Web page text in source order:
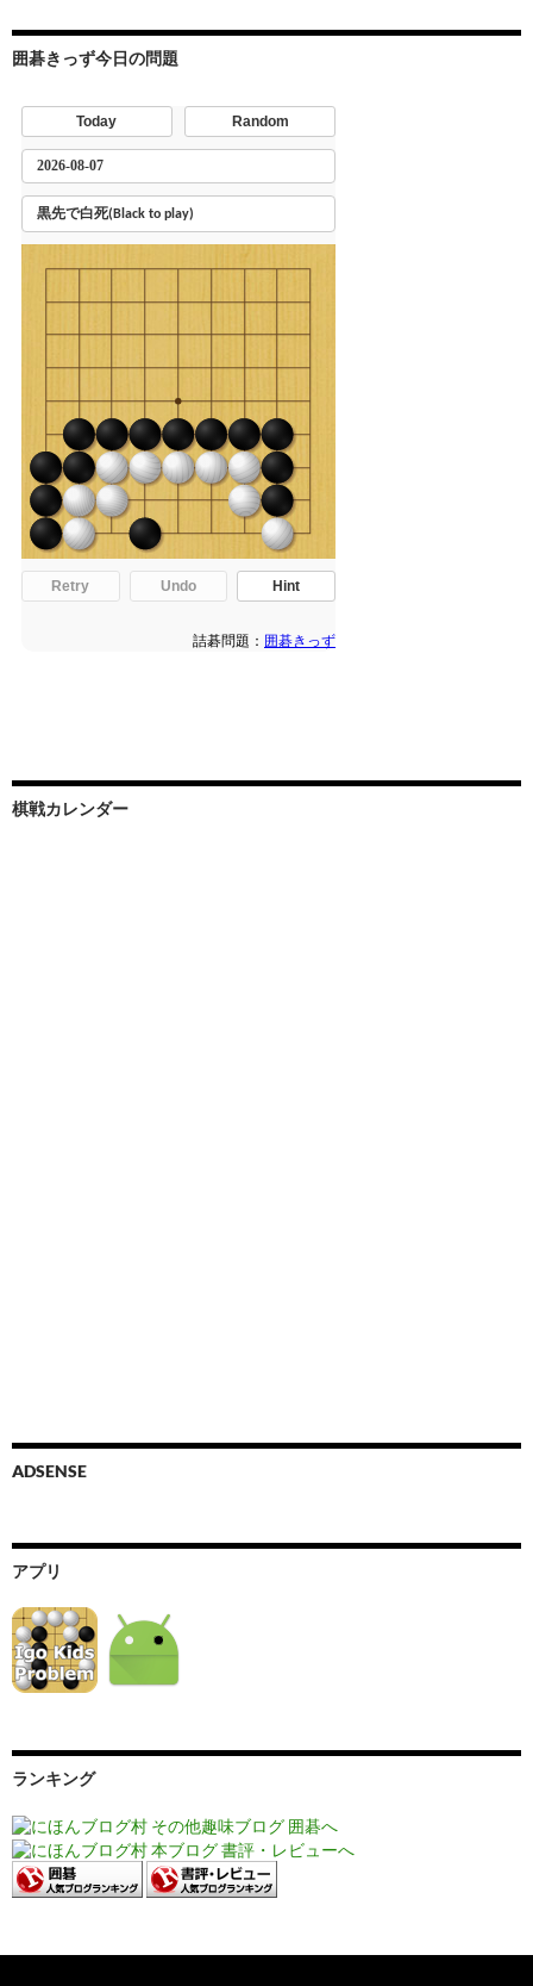
囲碁きっず今日の問題
棋戦カレンダー
ADSENSE
アプリ
ランキング